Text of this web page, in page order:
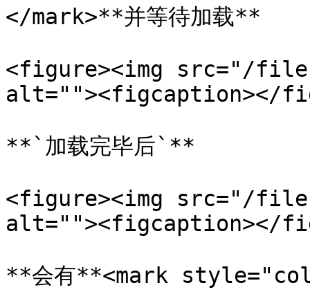
</mark>**并等待加载**
<figure><img src="/
alt=""><figcaption></
**`加载完毕后`**
<figure><img src="/files/
alt=""><figcaption></
**会有**<mark